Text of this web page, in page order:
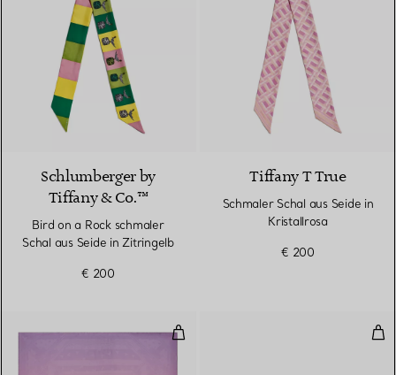
3 Farben
Schlumberger by
Tiffany & Co.™
Bird on a Rock schmaler
Schal aus Seide in Zitringelb
€ 200
Tiffany T True
Schmaler Schal aus Seide in
Kristallrosa
€ 200
Stola mit tanzenden T-Motiven